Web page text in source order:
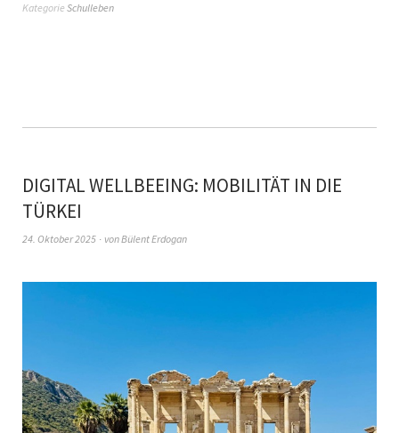
Kategorie Schulleben
DIGITAL WELLBEEING: MOBILITÄT IN DIE
TÜRKEI
24. Oktober 2025 vonBülent Erdogan